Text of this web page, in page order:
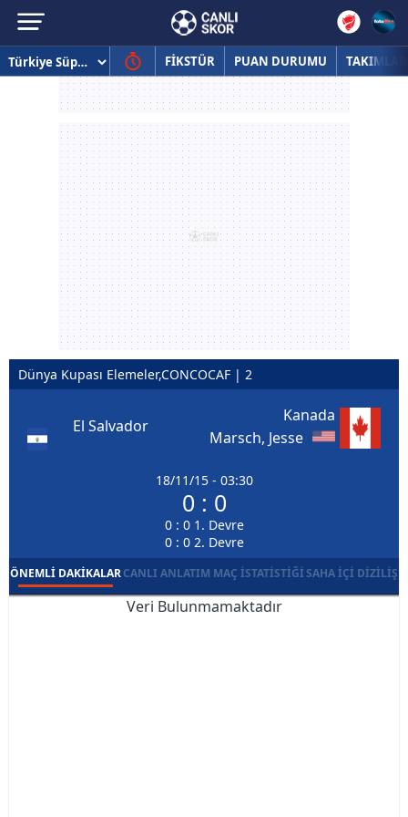
FİKSTÜR PUAN DURUMU TAKIMLAR
Dünya Kupası Elemeler,CONCOCAF | 2
El Salvador
18/11/15 - 03:30
0 : 0
0 : 0 1. Devre
0 : 0 2. Devre
Kanada
Marsch, Jesse
ÖNEMLI DAKIKALARCANLI ANLATIM MAÇ İSTATISTIĞISAHA İÇI DIZILIŞ
Veri Bulunmamaktadır